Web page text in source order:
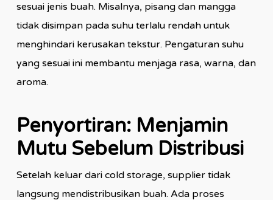
sesuai jenis buah. Misalnya, pisang dan mangga
tidak disimpan pada suhu terlalu rendah untuk
menghindari kerusakan tekstur. Pengaturan suhu
yang sesuai ini membantu menjaga rasa, warna, dan
aroma.
Penyortiran: Menjamin
Mutu Sebelum Distribusi
Setelah keluar dari cold storage, supplier tidak
langsung mendistribusikan buah. Ada proses